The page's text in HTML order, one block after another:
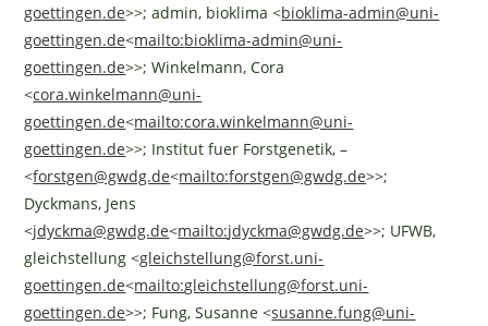
goettingen.de>>; admin, bioklima <bioklima-admin@uni-
goettingen.de<mailto:bioklima-admin@uni-
goettingen.de>>; Winkelmann, Cora
<cora.winkelmann@uni-
goettingen.de<mailto:cora.winkelmann@uni-
goettingen.de>>; Institut fuer Forstgenetik, –
<forstgen@gwdg.de<mailto:forstgen@gwdg.de>>;
Dyckmans, Jens
<jdyckma@gwdg.de<mailto:jdyckma@gwdg.de>>; UFWB,
gleichstellung <gleichstellung@forst.uni-
goettingen.de<mailto:gleichstellung@forst.uni-
goettingen.de>>; Fung, Susanne <susanne.fung@uni-